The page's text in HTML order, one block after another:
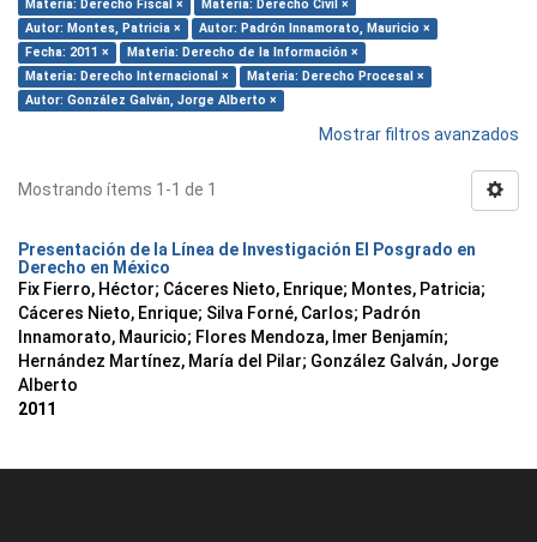
Materia: Derecho Fiscal ×
Materia: Derecho Civil ×
Autor: Montes, Patricia ×
Autor: Padrón Innamorato, Mauricio ×
Fecha: 2011 ×
Materia: Derecho de la Información ×
Materia: Derecho Internacional ×
Materia: Derecho Procesal ×
Autor: González Galván, Jorge Alberto ×
Mostrar filtros avanzados
Mostrando ítems 1-1 de 1
Presentación de la Línea de Investigación El Posgrado en
Derecho en México
Fix Fierro, Héctor; Cáceres Nieto, Enrique; Montes, Patricia;
Cáceres Nieto, Enrique; Silva Forné, Carlos; Padrón
Innamorato, Mauricio; Flores Mendoza, Imer Benjamín;
Hernández Martínez, María del Pilar; González Galván, Jorge
Alberto
2011